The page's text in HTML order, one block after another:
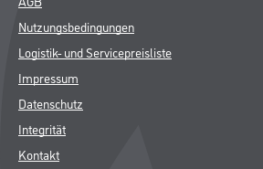
Nutzungsbedingungen
Logistik- und Servicepreisliste
Impressum
Datenschutz
Integrität
Kontakt